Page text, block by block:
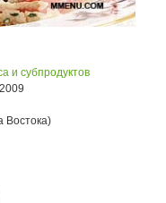
и субпродуктов
Востока)